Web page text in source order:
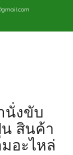
นั่งขับ
สินค้า
อะไหล่